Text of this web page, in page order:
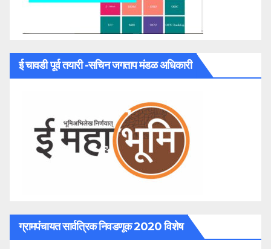
ई चावडी पूर्व तयारी -सचिन जगताप मंडळ अधिकारी
ग्रामपंचायत सार्वत्रिक निवडणूक 2020 विशेष